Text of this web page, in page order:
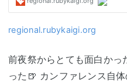
regional.rubykaigi.org
前夜祭からとても面白かっ
った🍺 カンファレンス自